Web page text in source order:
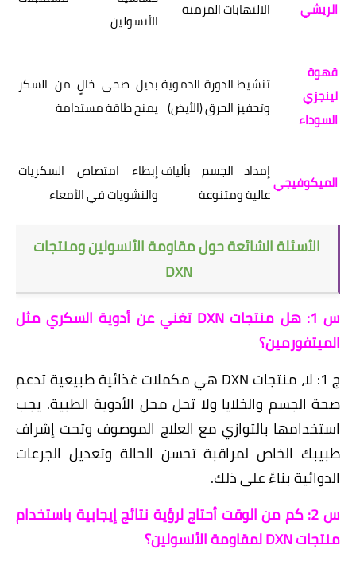
الريشي
الالتهابات المزمنة
الأنسولين
قهوة
لينجزي
السوداء
تنشيط الدورة الدموية
وتحفيز الحرق (الأيض)
بديل صحي خالٍ من السكر
يمنح طاقة مستدامة
الميكوفيجي
إمداد الجسم بألياف
عالية ومتنوعة
إبطاء امتصاص السكريات
والنشويات في الأمعاء
الأسئلة الشائعة حول مقاومة الأنسولين ومنتجات
DXN
س 1: هل منتجات DXN تغني عن أدوية السكري مثل
الميتفورمين؟
ج 1: لا، منتجات DXN هي مكملات غذائية طبيعية تدعم
صحة الجسم والخلايا ولا تحل محل الأدوية الطبية. يجب
استخدامها بالتوازي مع العلاج الموصوف وتحت إشراف
طبيبك الخاص لمراقبة تحسن الحالة وتعديل الجرعات
الدوائية بناءً على ذلك.
س 2: كم من الوقت أحتاج لرؤية نتائج إيجابية باستخدام
منتجات DXN لمقاومة الأنسولين؟